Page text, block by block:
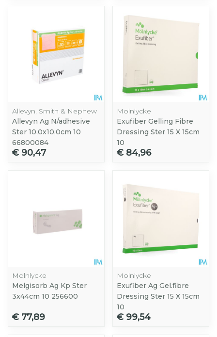
Allevyn, Smith & Nephew
Allevyn Ag N/adhesive
Ster 10,0x10,0cm 10
66800084
€ 90,47
Molnlycke
Exufiber Gelling Fibre
Dressing Ster 15 X 15cm
10
€ 84,96
Molnlycke
Melgisorb Ag Kp Ster
3x44cm 10 256600
€ 77,89
Molnlycke
Exufiber Ag Gel.fibre
Dressing Ster 15 X 15cm
10
€ 99,54